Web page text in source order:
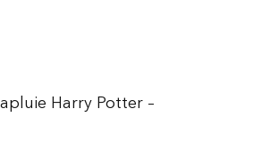
Harry Potter –